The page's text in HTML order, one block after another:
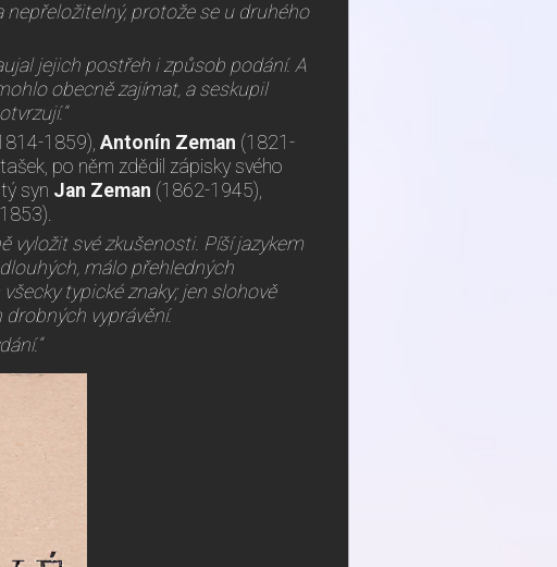
nepřeložitelný, protože se u druhého
jejich postřeh i způsob podání. A
obecně zajímat, a seskupil
1859), Antonín Zeman (1821-
po něm zdědil zápisky svého
syn Jan Zeman (1862-1945),
vyložit své zkušenosti. Píší jazykem
málo přehledných
typické znaky; jen slohově
vyprávění.